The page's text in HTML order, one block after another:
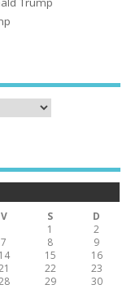
V S
D
1
2
7 8
9
14 15
16
22
23
29
30